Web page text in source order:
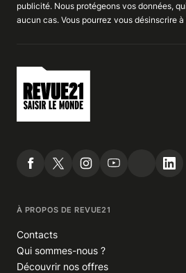
publicité. Nous protégeons vos données,
aucun cas. Vous pourrez vous désinscrire à
À PROPOS DE REVUE21
Contacts
Qui sommes-nous ?
Découvrir nos offres